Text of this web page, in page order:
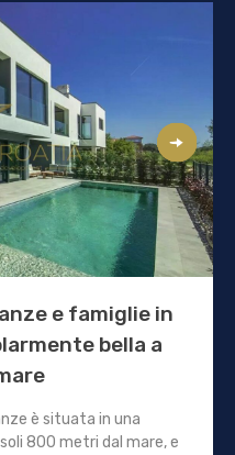
e famiglie in
bella a
è situata in una
800 metri dal mare, e